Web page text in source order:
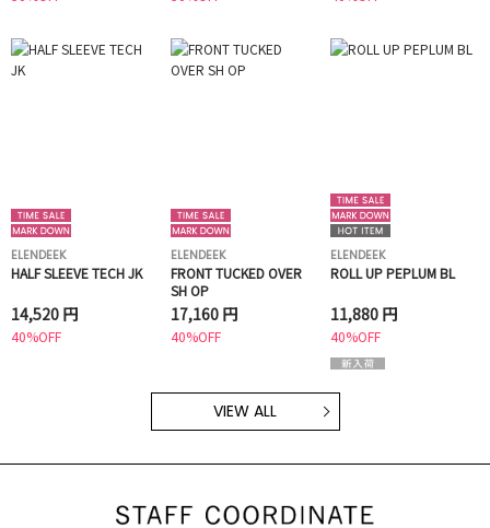
ELENDEEK
HALF SLEEVE TECH JK
14,520 円
40%OFF
ELENDEEK
FRONT TUCKED OVER
SH OP
17,160 円
40%OFF
ELENDEEK
ROLL UP PEPLUM BL
11,880 円
40%OFF
VIEW ALL